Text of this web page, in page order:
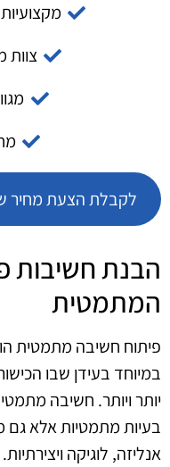
מקצועיות
צוות
לקבלת הצעת מחיר
הבנת חשיבות
המתמטית
פיתוח חשיבה מתמטית
במיוחד בעידן שבו
יותר ויותר. חשיבה
בעיות מתמטיות אלא גם
אנליזה, לוגיקה